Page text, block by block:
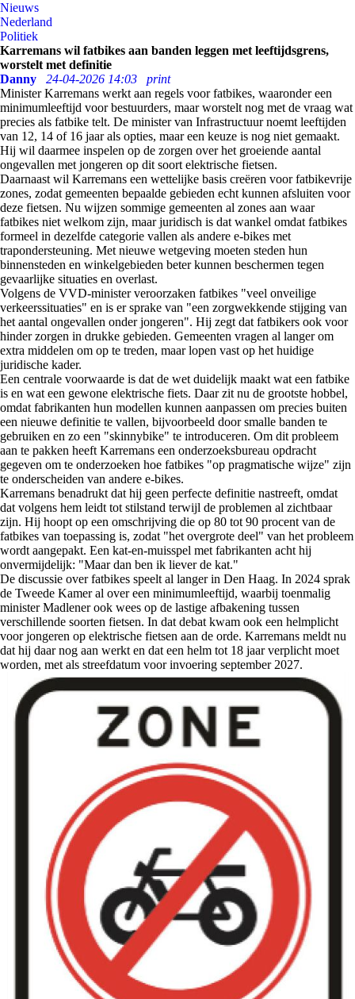
Nieuws
Nederland
Politiek
Karremans wil fatbikes aan banden leggen met leeftijdsgrens,
worstelt met definitie
Danny
24-04-2026 14:03
print
Minister Karremans werkt aan regels voor fatbikes, waaronder een
minimumleeftijd voor bestuurders, maar worstelt nog met de vraag wat
precies als fatbike telt. De minister van Infrastructuur noemt leeftijden
van 12, 14 of 16 jaar als opties, maar een keuze is nog niet gemaakt.
Hij wil daarmee inspelen op de zorgen over het groeiende aantal
ongevallen met jongeren op dit soort elektrische fietsen.
Daarnaast wil Karremans een wettelijke basis creëren voor fatbikevrije
zones, zodat gemeenten bepaalde gebieden echt kunnen afsluiten voor
deze fietsen. Nu wijzen sommige gemeenten al zones aan waar
fatbikes niet welkom zijn, maar juridisch is dat wankel omdat fatbikes
formeel in dezelfde categorie vallen als andere e-bikes met
trapondersteuning. Met nieuwe wetgeving moeten steden hun
binnensteden en winkelgebieden beter kunnen beschermen tegen
gevaarlijke situaties en overlast.
Volgens de VVD-minister veroorzaken fatbikes "veel onveilige
verkeerssituaties" en is er sprake van "een zorgwekkende stijging van
het aantal ongevallen onder jongeren". Hij zegt dat fatbikers ook voor
hinder zorgen in drukke gebieden. Gemeenten vragen al langer om
extra middelen om op te treden, maar lopen vast op het huidige
juridische kader.
Een centrale voorwaarde is dat de wet duidelijk maakt wat een fatbike
is en wat een gewone elektrische fiets. Daar zit nu de grootste hobbel,
omdat fabrikanten hun modellen kunnen aanpassen om precies buiten
een nieuwe definitie te vallen, bijvoorbeeld door smalle banden te
gebruiken en zo een "skinnybike" te introduceren. Om dit probleem
aan te pakken heeft Karremans een onderzoeksbureau opdracht
gegeven om te onderzoeken hoe fatbikes "op pragmatische wijze" zijn
te onderscheiden van andere e-bikes.
Karremans benadrukt dat hij geen perfecte definitie nastreeft, omdat
dat volgens hem leidt tot stilstand terwijl de problemen al zichtbaar
zijn. Hij hoopt op een omschrijving die op 80 tot 90 procent van de
fatbikes van toepassing is, zodat "het overgrote deel" van het probleem
wordt aangepakt. Een kat-en-muisspel met fabrikanten acht hij
onvermijdelijk: "Maar dan ben ik liever de kat."
De discussie over fatbikes speelt al langer in Den Haag. In 2024 sprak
de Tweede Kamer al over een minimumleeftijd, waarbij toenmalig
minister Madlener ook wees op de lastige afbakening tussen
verschillende soorten fietsen. In dat debat kwam ook een helmplicht
voor jongeren op elektrische fietsen aan de orde. Karremans meldt nu
dat hij daar nog aan werkt en dat een helm tot 18 jaar verplicht moet
worden, met als streefdatum voor invoering september 2027.